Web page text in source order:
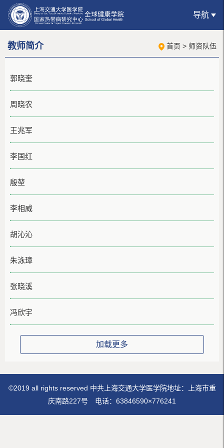
导航
教师简介 首页 > 师资队伍
郭晓奎
周晓农
王兆军
李国红
殷堃
李相威
胡沁沁
朱泳璋
张晓溪
冯欣宇
加载更多
©2019 all rights reserved 中共上海交通大学医学院地址：上海市重
庆南路227号 电话：63846590×776241